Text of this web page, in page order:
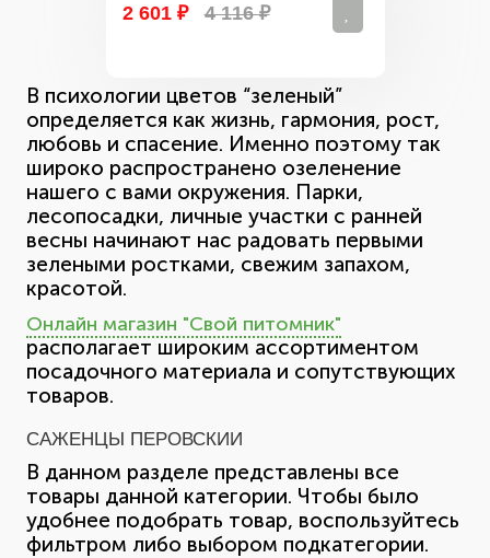
2 601 ₽ 4 116 ₽
В психологии цветов “зеленый”
определяется как жизнь, гармония, рост,
любовь и спасение. Именно поэтому так
широко распространено озеленение
нашего с вами окружения. Парки,
лесопосадки, личные участки с ранней
весны начинают нас радовать первыми
зелеными ростками, свежим запахом,
красотой.
Онлайн магазин "Свой питомник"
располагает широким ассортиментом
посадочного материала и сопутствующих
товаров.
САЖЕНЦЫ ПЕРОВСКИИ
В данном разделе представлены все
товары данной категории. Чтобы было
удобнее подобрать товар, воспользуйтесь
фильтром либо выбором подкатегории.